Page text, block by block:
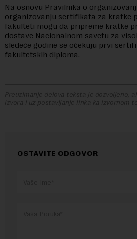
Na osnovu Pravilnika o
organizovanju sertifikata za kratke
fakulteti mogu da pripreme kratke
dostave Nacionalnom savetu za
sledeće godine se očekuju prvi
fakultetskih diploma.
Preuzimanje delova teksta je dozvoljeno,
izvora i uz postavljanje linka ka izvornom
OSTAVITE ODGOVOR